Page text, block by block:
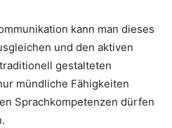
kann man dieses
und den aktiven
gestalteten
mündliche Fähigkeiten
Sprachkompetenzen dürfen